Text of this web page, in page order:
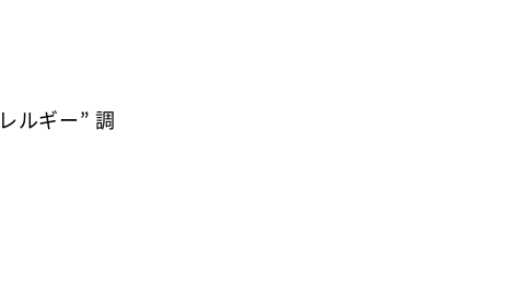
ルギー” 調